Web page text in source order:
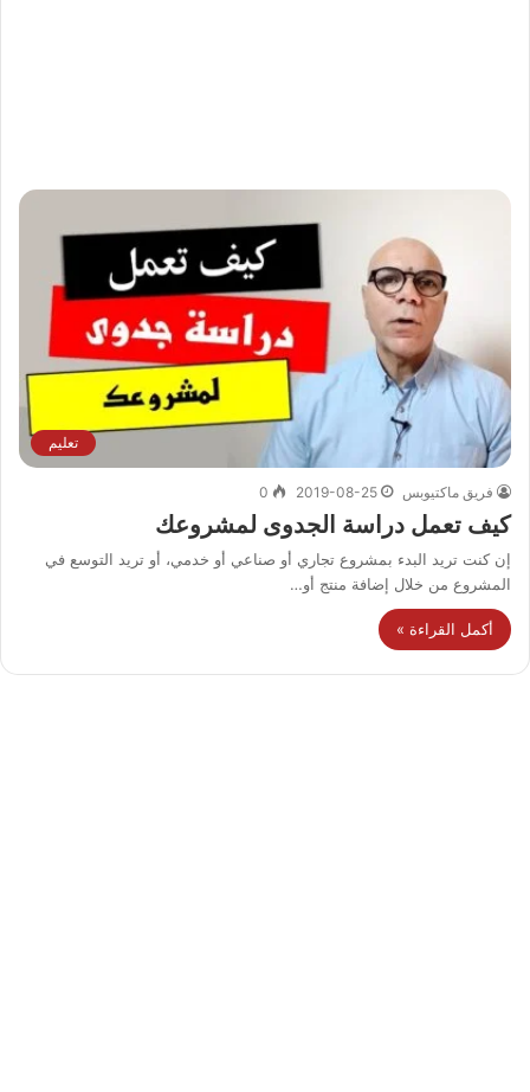
تعليم
فريق ماكتيوبس 2019-08-25
0
كيف تعمل دراسة الجدوى لمشروعك
إن كنت تريد البدء بمشروع تجاري أو صناعي أو خدمي، أو تريد التوسع في
المشروع من خلال إضافة منتج أو…
أكمل القراءة »